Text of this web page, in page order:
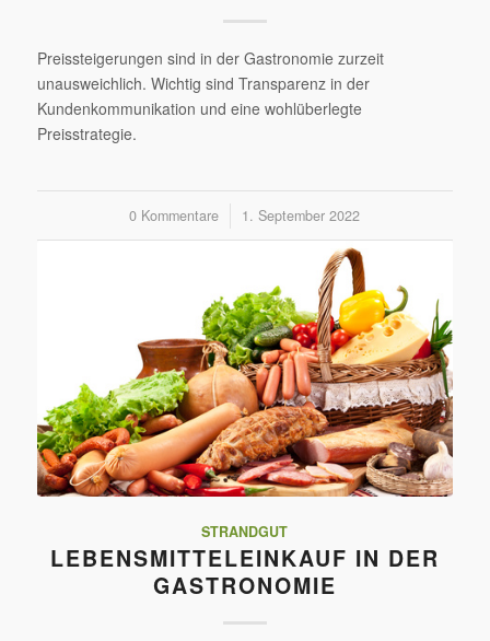
Preissteigerungen sind in der Gastronomie zurzeit
unausweichlich. Wichtig sind Transparenz in der
Kundenkommunikation und eine wohlüberlegte
Preisstrategie.
0 Kommentare
/ 1. September 2022
STRANDGUT
LEBENSMITTELEINKAUF IN DER
GASTRONOMIE